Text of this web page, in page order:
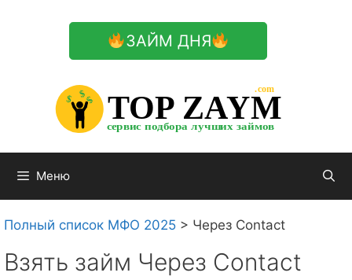
ЗАЙМ ДНЯ
TOP ZAYM
сервис подбора лучших займов
.com
$
$
$
Меню
Полный список МФО 2025 > Через Contact
Взять займ Через Contact